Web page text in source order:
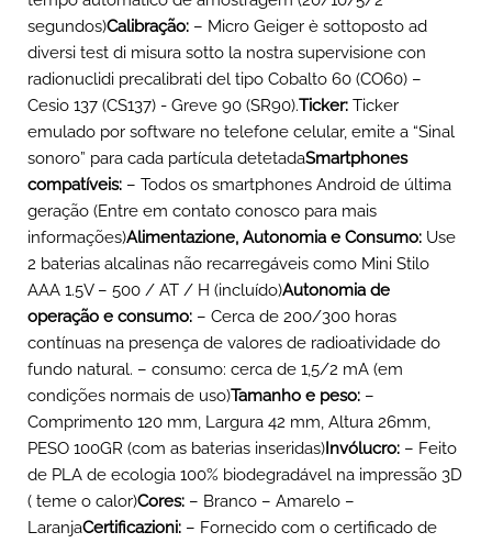
segundos)Calibração: – Micro Geiger è sottoposto ad
diversi test di misura sotto la nostra supervisione con
radionuclidi precalibrati del tipo Cobalto 60 (CO60) –
Cesio 137 (CS137) - Greve 90 (SR90).Ticker: Ticker
emulado por software no telefone celular, emite a “Sinal
sonoro” para cada partícula detetadaSmartphones
compatíveis: – Todos os smartphones Android de última
geração (Entre em contato conosco para mais
informações)Alimentazione, Autonomia e Consumo: Use
2 baterias alcalinas não recarregáveis ​​como Mini Stilo
AAA 1.5V – 500 / AT / H (incluído)Autonomia de
operação e consumo: – Cerca de 200/300 horas
contínuas na presença de valores de radioatividade do
fundo natural. – consumo: cerca de 1,5/2 mA (em
condições normais de uso)Tamanho e peso: –
Comprimento 120 mm, Largura 42 mm, Altura 26mm,
PESO 100GR (com as baterias inseridas)Invólucro: – Feito
de PLA de ecologia 100% biodegradável na impressão 3D
( teme o calor)Cores: – Branco – Amarelo –
LaranjaCertificazioni: – Fornecido com o certificado de